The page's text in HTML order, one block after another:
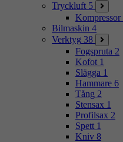
Tryckluft 5
Kompressor
Bilmaskin 4
Verktyg 38
Fogspruta 2
Kofot 1
Slägga 1
Hammare 6
Tång 2
Stensax 1
Profilsax 2
Spett 1
Kniv 8